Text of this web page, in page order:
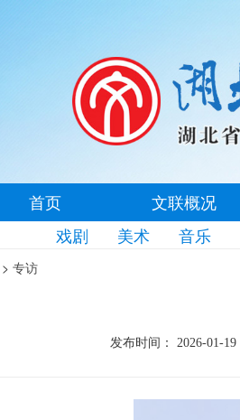
首页 文联概况
戏剧
美术 音乐
> 专访
发布时间： 2026-01-19